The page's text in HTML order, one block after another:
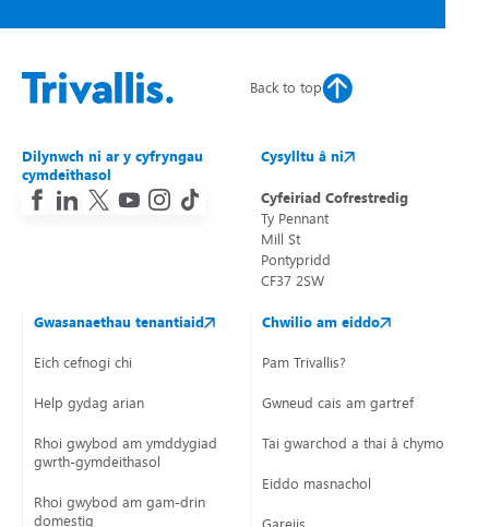
Back to top
Dilynwch ni ar y cyfryngau
cymdeithasol
Cysylltu â ni
Cyfeiriad Cofrestredig
Ty Pennant
Mill St
Pontypridd
CF37 2SW
Gwasanaethau tenantiaid
Eich cefnogi chi
Help gydag arian
Rhoi gwybod am ymddygiad
gwrth-gymdeithasol
Rhoi gwybod am gam-drin
domestig
Chwilio am eiddo
Pam Trivallis?
Gwneud cais am gartref
Tai gwarchod a thai â chymorth
Eiddo masnachol